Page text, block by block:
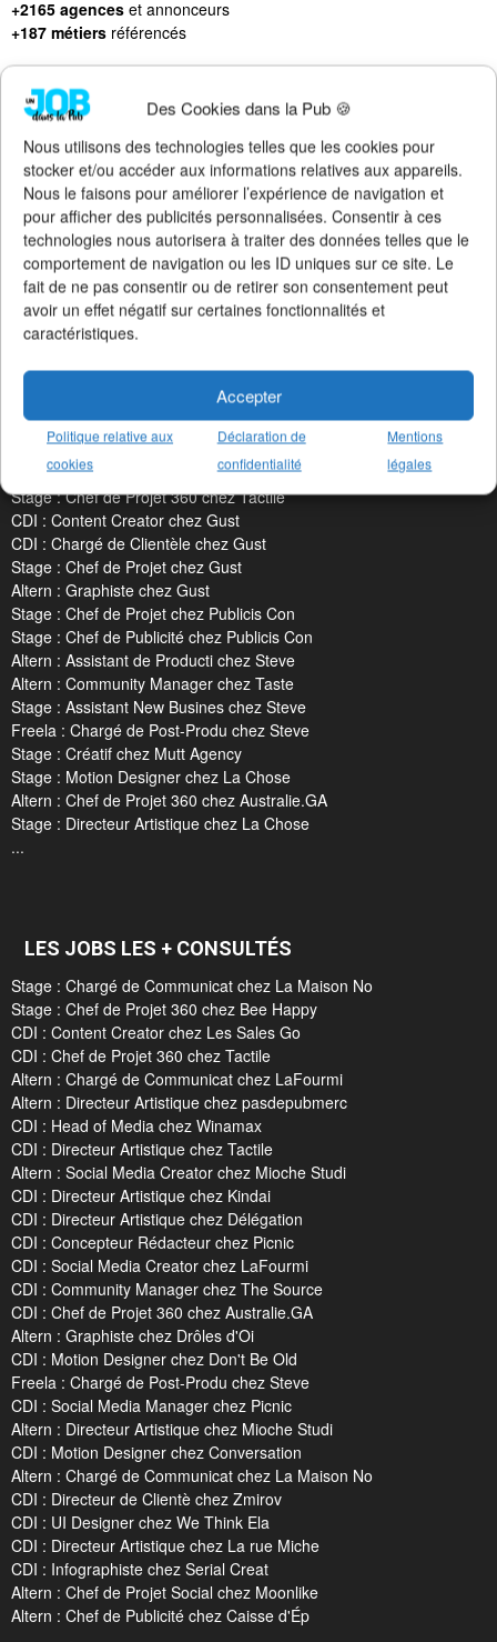
Des Cookies dans la Pub 🍪
Nous utilisons des technologies telles que les cookies pour
stocker et/ou accéder aux informations relatives aux appareils.
Nous le faisons pour améliorer l’expérience de navigation et
pour afficher des publicités personnalisées. Consentir à ces
technologies nous autorisera à traiter des données telles que le
comportement de navigation ou les ID uniques sur ce site. Le
fait de ne pas consentir ou de retirer son consentement peut
avoir un effet négatif sur certaines fonctionnalités et
caractéristiques.
Accepter
Politique relative aux
cookies
Déclaration de
confidentialité
Mentions
légales
+2165 agences et annonceurs
+187 métiers référencés
LES DERNIERS JOBS PUBLIÉS
CDI : Directeur de Clientè chez Socialy
CDI : Social Media Manager chez Socialy
Altern : Chef de Publicité Ju chez Publicis Con
CDI : Responsable Social Me chez Béaba
CDI : TV Producer chez McCann Paris
Stage : Chef de Projet chez Publicis Con
Stage : Chef de Projet chez Raymonde
CDI : Assistant de Directio chez Les Sales Go
Stage : Content Creator chez Machefert Gr
Stage : Chef de Projet Commun chez Machefert Gr
Altern : Chargé de Communicat chez La Maison No
Stage : Chargé de Communicat chez La Maison No
Stage : Chef de Projet 360 chez Tactile
CDI : Content Creator chez Gust
CDI : Chargé de Clientèle chez Gust
Stage : Chef de Projet chez Gust
Altern : Graphiste chez Gust
Stage : Chef de Projet chez Publicis Con
Stage : Chef de Publicité chez Publicis Con
Altern : Assistant de Producti chez Steve
Altern : Community Manager chez Taste
Stage : Assistant New Busines chez Steve
Freela : Chargé de Post-Produ chez Steve
Stage : Créatif chez Mutt Agency
Stage : Motion Designer chez La Chose
Altern : Chef de Projet 360 chez Australie.GA
Stage : Directeur Artistique chez La Chose
...
LES JOBS LES + CONSULTÉS
Stage : Chargé de Communicat chez La Maison No
Stage : Chef de Projet 360 chez Bee Happy
CDI : Content Creator chez Les Sales Go
CDI : Chef de Projet 360 chez Tactile
Altern : Chargé de Communicat chez LaFourmi
Altern : Directeur Artistique chez pasdepubmerc
CDI : Head of Media chez Winamax
CDI : Directeur Artistique chez Tactile
Altern : Social Media Creator chez Mioche Studi
CDI : Directeur Artistique chez Kindai
CDI : Directeur Artistique chez Délégation
CDI : Concepteur Rédacteur chez Picnic
CDI : Social Media Creator chez LaFourmi
CDI : Community Manager chez The Source
CDI : Chef de Projet 360 chez Australie.GA
Altern : Graphiste chez Drôles d'Oi
CDI : Motion Designer chez Don't Be Old
Freela : Chargé de Post-Produ chez Steve
CDI : Social Media Manager chez Picnic
Altern : Directeur Artistique chez Mioche Studi
CDI : Motion Designer chez Conversation
Altern : Chargé de Communicat chez La Maison No
CDI : Directeur de Clientè chez Zmirov
CDI : UI Designer chez We Think Ela
CDI : Directeur Artistique chez La rue Miche
CDI : Infographiste chez Serial Creat
Altern : Chef de Projet Social chez Moonlike
Altern : Chef de Publicité chez Caisse d'Ép